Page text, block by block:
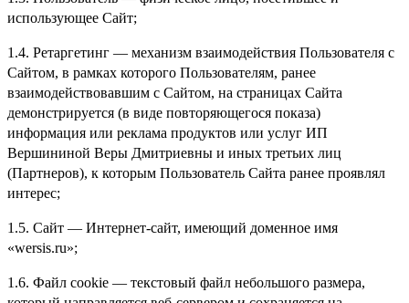
использующее Сайт;
1.4. Ретаргетинг — механизм взаимодействия Пользователя с
Сайтом, в рамках которого Пользователям, ранее
взаимодействовавшим с Сайтом, на страницах Сайта
демонстрируется (в виде повторяющегося показа)
информация или реклама продуктов или услуг ИП
Вершининой Веры Дмитриевны и иных третьих лиц
(Партнеров), к которым Пользователь Сайта ранее проявлял
интерес;
1.5. Сайт — Интернет-сайт, имеющий доменное имя
«wersis.ru»;
1.6. Файл сookie — текстовый файл небольшого размера,